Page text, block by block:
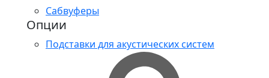
Сабвуферы
Опции
Подставки для акустических систем